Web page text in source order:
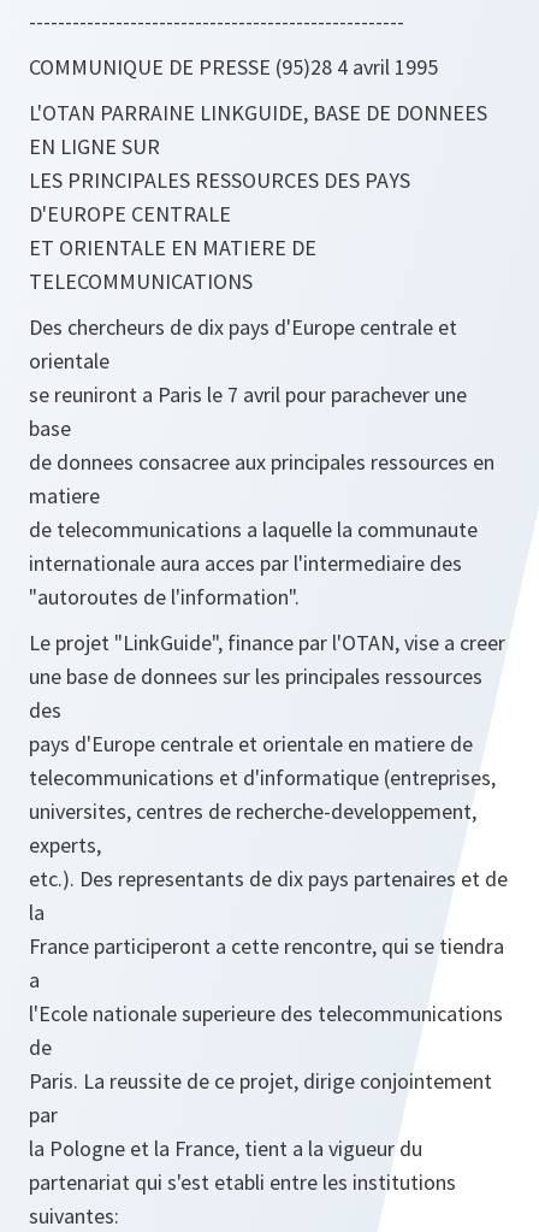
----------------------------------------------------
COMMUNIQUE DE PRESSE (95)28 4 avril 1995
L'OTAN PARRAINE LINKGUIDE, BASE DE DONNEES
EN LIGNE SUR
LES PRINCIPALES RESSOURCES DES PAYS
D'EUROPE CENTRALE
ET ORIENTALE EN MATIERE DE
TELECOMMUNICATIONS
Des chercheurs de dix pays d'Europe centrale et
orientale
se reuniront a Paris le 7 avril pour parachever une
base
de donnees consacree aux principales ressources en
matiere
de telecommunications a laquelle la communaute
internationale aura acces par l'intermediaire des
"autoroutes de l'information".
Le projet "LinkGuide", finance par l'OTAN, vise a creer
une base de donnees sur les principales ressources
des
pays d'Europe centrale et orientale en matiere de
telecommunications et d'informatique (entreprises,
universites, centres de recherche-developpement,
experts,
etc.). Des representants de dix pays partenaires et de
la
France participeront a cette rencontre, qui se tiendra
a
l'Ecole nationale superieure des telecommunications
de
Paris. La reussite de ce projet, dirige conjointement
par
la Pologne et la France, tient a la vigueur du
partenariat qui s'est etabli entre les institutions
suivantes: